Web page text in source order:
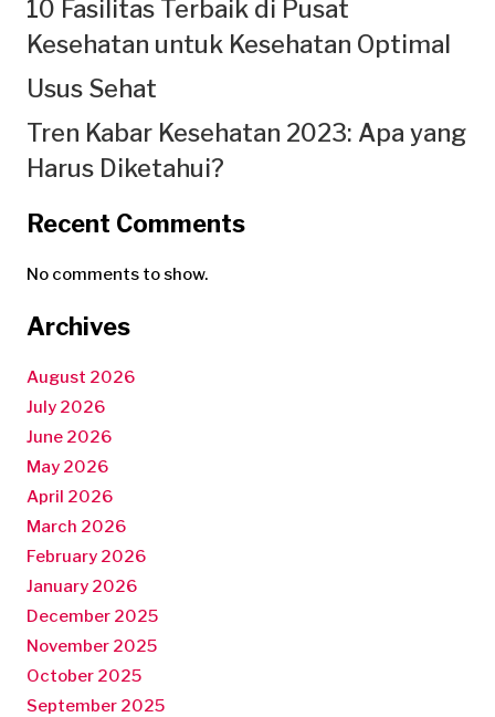
10 Fasilitas Terbaik di Pusat
Kesehatan untuk Kesehatan Optimal
Usus Sehat
Tren Kabar Kesehatan 2023: Apa yang
Harus Diketahui?
Recent Comments
No comments to show.
Archives
August 2026
July 2026
June 2026
May 2026
April 2026
March 2026
February 2026
January 2026
December 2025
November 2025
October 2025
September 2025